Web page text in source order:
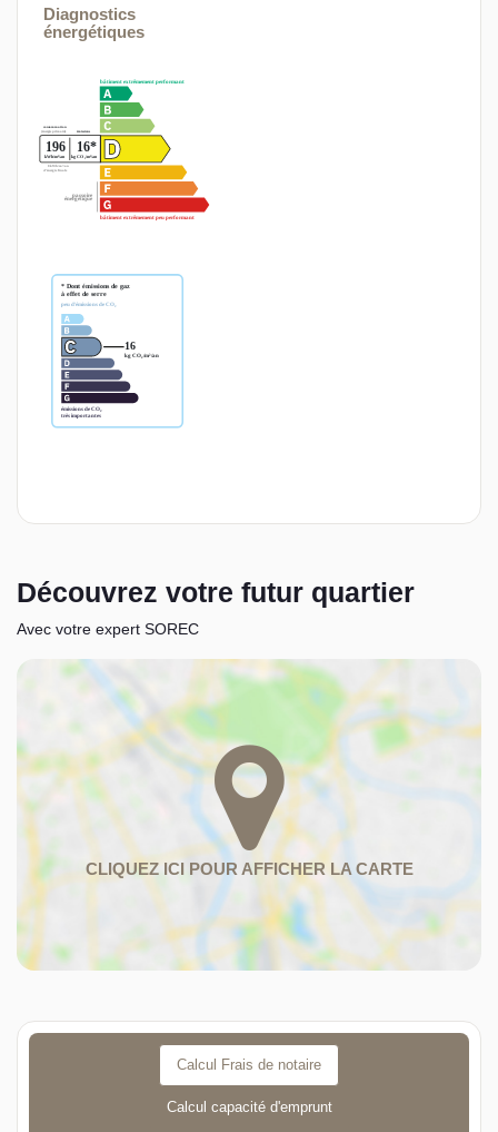
Diagnostics
énergétiques
Découvrez votre futur quartier
Avec votre expert SOREC
Calcul Frais de notaire
Calcul capacité d'emprunt